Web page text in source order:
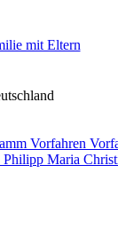
mit Eltern
Vorfahren
Philipp Maria